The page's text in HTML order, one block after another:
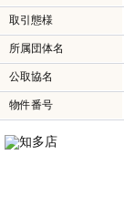
取引態様
所属団体名
公取協名
物件番号